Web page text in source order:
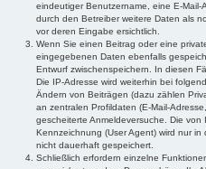
eindeutiger Benutzername, eine E-
durch den Betreiber weitere Daten als
vor deren Eingabe ersichtlich.
Wenn Sie einen Beitrag oder eine
eingegebenen Daten ebenfalls
Entwurf zwischenspeichern. In diesen
Die IP-Adresse wird weiterhin bei
Ändern von Beiträgen (dazu zählen
an zentralen Profildaten (E-Mail-
gescheiterte Anmeldeversuche. Die von
Kennzeichnung (User Agent) wird nur in
nicht dauerhaft gespeichert.
Schließlich erfordern einzelne